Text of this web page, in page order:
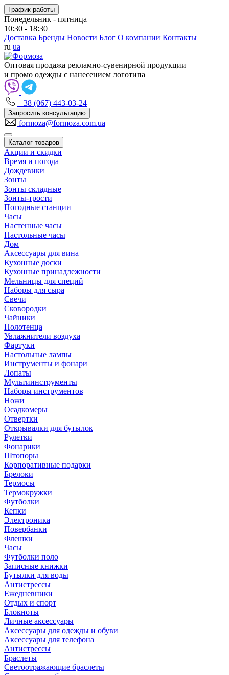
График работы
Понедельник - пятница
10:30 - 18:30
Доставка Бренды Новости Блог О компании Контакты
ru ua
Оптовая продажа рекламно-сувенирной продукции
и промо одежды с нанесением логотипа
+38 (067) 443-03-24
Запросить консультацию
formoza@formoza.com.ua
Каталог товаров
Акции и скидки
Время и погода
Дождевики
Зонты
Зонты складные
Зонты-трости
Погодные станции
Часы
Настенные часы
Настольные часы
Дом
Аксессуары для вина
Кухонные доски
Кухонные принадлежности
Мельницы для специй
Наборы для сыра
Свечи
Сковородки
Чайники
Полотенца
Увлажнители воздуха
Фартуки
Настольные лампы
Инструменты и фонари
Лопаты
Мультиинструменты
Наборы инструментов
Ножи
Осадкомеры
Отвертки
Открывалки для бутылок
Рулетки
Фонарики
Штопоры
Корпоративные подарки
Брелоки
Термосы
Термокружки
Футболки
Кепки
Электроника
Повербанки
Флешки
Часы
Футболки поло
Записные книжки
Бутылки для воды
Антистрессы
Ежедневники
Отдых и спорт
Блокноты
Личные аксессуары
Аксессуары для одежды и обуви
Аксессуары для телефона
Антистрессы
Браслеты
Светоотражающие браслеты